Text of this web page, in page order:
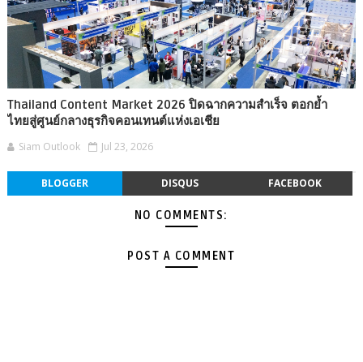
Thailand Content Market 2026 ปิดฉากความสำเร็จ ตอกย้ำ
ไทยสู่ศูนย์กลางธุรกิจคอนเทนต์แห่งเอเชีย
Siam Outlook Jul 23, 2026
BLOGGER DISQUS FACEBOOK
NO COMMENTS:
POST A COMMENT